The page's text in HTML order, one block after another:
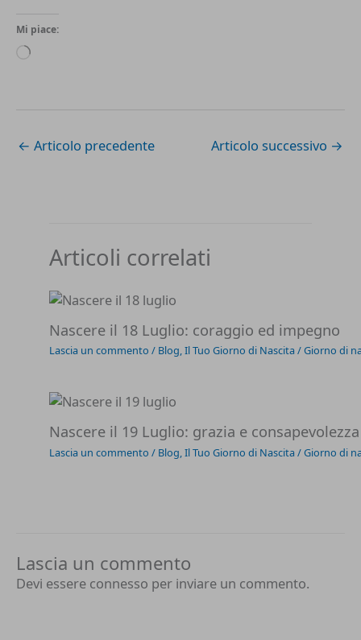
Mi piace:
Caricamento
← Articolo precedente Articolo successivo →
Articoli correlati
Nascere il 18 Luglio: coraggio ed impegno
Lascia un commento / Blog,Il Tuo Giorno di Nascita /Giorno di
Nascere il 19 Luglio: grazia e consapevolezza
Lascia un commento / Blog ,Il Tuo Giorno di Nascita /Giorno di
Lascia un commento
Devi essere connesso per inviare un commento.